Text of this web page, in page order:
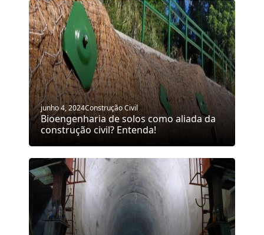
junho 4, 2024Construção Civil
Bioengenharia de solos como aliada da
construção civil? Entenda!